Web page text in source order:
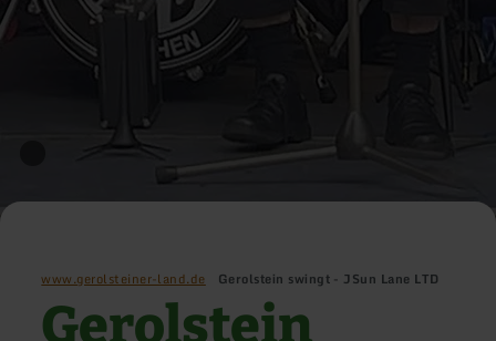
www.gerolsteiner-land.de Gerolstein swingt - JSun Lane LTD
Gerolstein